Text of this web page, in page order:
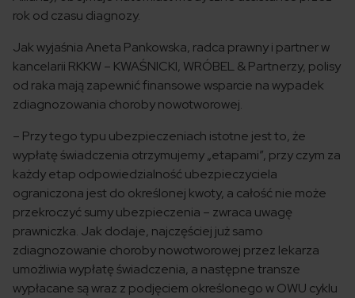
rok od czasu diagnozy.
Jak wyjaśnia Aneta Pankowska, radca prawny i partner w
kancelarii RKKW – KWAŚNICKI, WRÓBEL & Partnerzy, polisy
od raka mają zapewnić finansowe wsparcie na wypadek
zdiagnozowania choroby nowotworowej.
– Przy tego typu ubezpieczeniach istotne jest to, że
wypłatę świadczenia otrzymujemy „etapami”, przy czym za
każdy etap odpowiedzialność ubezpieczyciela
ograniczona jest do określonej kwoty, a całość nie może
przekroczyć sumy ubezpieczenia – zwraca uwagę
prawniczka. Jak dodaje, najczęściej już samo
zdiagnozowanie choroby nowotworowej przez lekarza
umożliwia wypłatę świadczenia, a następne transze
wypłacane są wraz z podjęciem określonego w OWU cyklu